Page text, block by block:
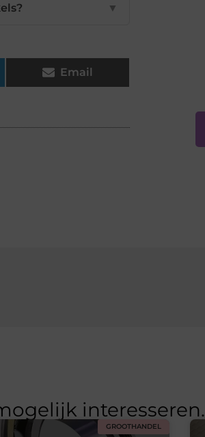
▼
Email
interesseren.
GROOTHANDEL